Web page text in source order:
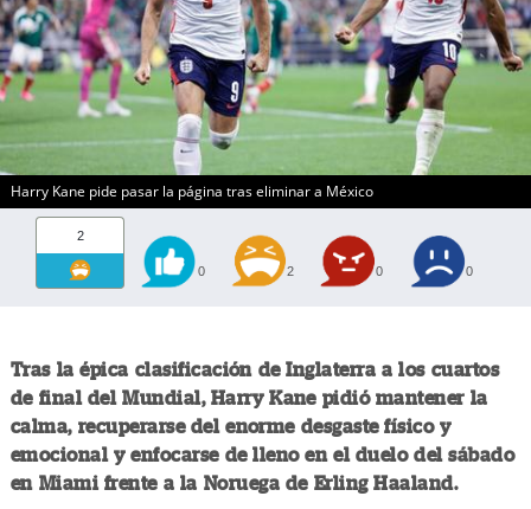
Harry Kane pide pasar la página tras eliminar a México
2
0 2 0 0
Tras la épica clasificación de Inglaterra a los cuartos
de final del Mundial, Harry Kane pidió mantener la
calma, recuperarse del enorme desgaste físico y
emocional y enfocarse de lleno en el duelo del sábado
en Miami frente a la Noruega de Erling Haaland.